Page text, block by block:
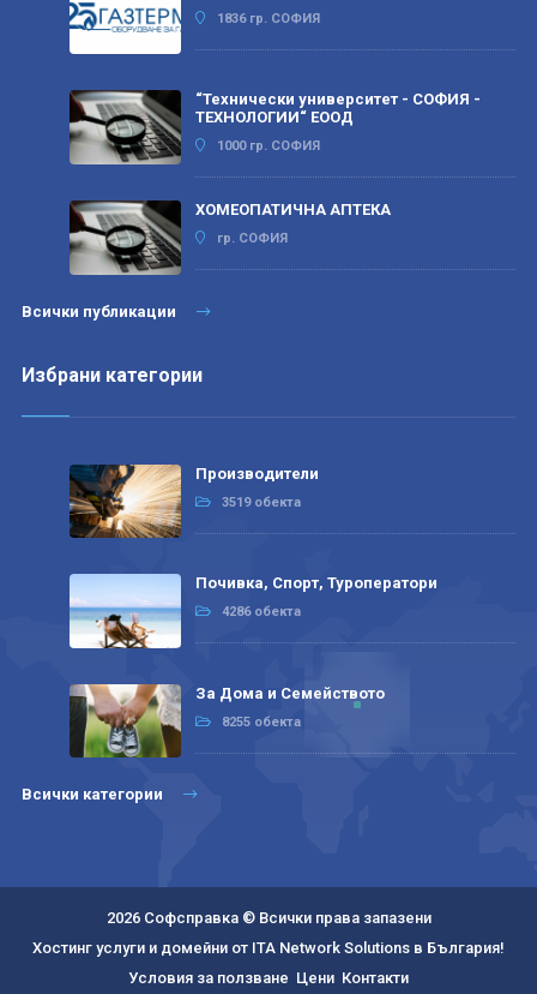
1836 гр. СОФИЯ
“Технически университет - СОФИЯ -
ТЕХНОЛОГИИ“ ЕООД
1000 гр. СОФИЯ
ХОМЕОПАТИЧНА АПТЕКА
гр. СОФИЯ
Всички публикации
Избрани категории
Производители
3519 обекта
Почивка, Спорт, Туроператори
4286 обекта
За Дома и Семейството
8255 обекта
Всички категории
2026 Софсправка © Всички права запазени
Хостинг услуги и домейни от ITA Network Solutions в България!
Условия за ползване Цени Контакти